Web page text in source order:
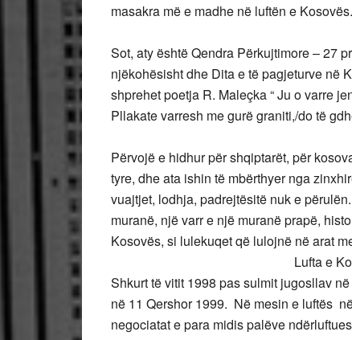
masakra më e madhe në luftën e
Sot, aty është Qendra Përkujtimore – 27
njëkohësisht dhe Dita e të pagjeturve në
shprehet poetja R. Maleçka “ Ju o varre
Pllakate varresh me gurë graniti,/do të
Përvojë e hidhur për shqiptarët, për
tyre, dhe ata ishin të mbërthyer nga
vuajtjet, lodhja, padrejtësitë nuk e
muranë, një varr e një muranë prapë,
Kosovës, si lulekuqet që
Lufta e Kosovës ishte një
Shkurt të vitit 1998 pas sulmit jugosllav
në 11 Qershor 1999. Në mesin e luftës
negociatat e para midis palëve